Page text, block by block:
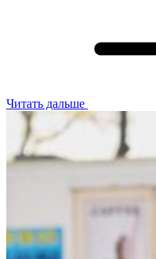
Читать дальше